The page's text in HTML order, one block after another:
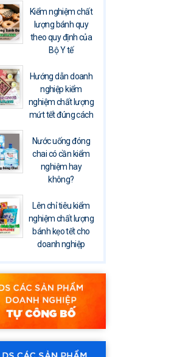
Kiểm nghiệm chất
lượng bánh quy
theo quy định của
Bộ Y tế
Hướng dẫn doanh
nghiệp kiểm
nghiệm chất lượng
mứt tết đúng cách
Nước uống đóng
chai có cần kiểm
nghiệm hay
không?
Lên chỉ tiêu kiểm
nghiệm chất lượng
bánh kẹo tết cho
doanh nghiệp